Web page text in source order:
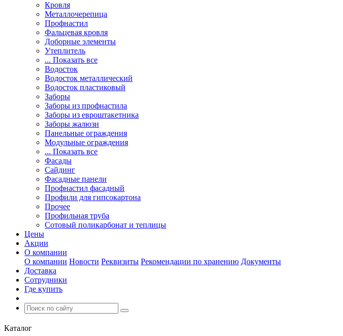
Кровля
Металлочерепица
Профнастил
Фальцевая кровля
Доборные элементы
Утеплитель
... Показать все
Водосток
Водосток металлический
Водосток пластиковый
Заборы
Заборы из профнастила
Заборы из евроштакетника
Заборы жалюзи
Панельные ограждения
Модульные ограждения
... Показать все
Фасады
Сайдинг
Фасадные панели
Профнастил фасадный
Профили для гипсокартона
Прочее
Профильная труба
Сотовый поликарбонат и теплицы
Цены
Акции
О компании
О компании Новости Реквизиты Рекомендации по хранению Документы
Доставка
Сотрудники
Где купить
Каталог